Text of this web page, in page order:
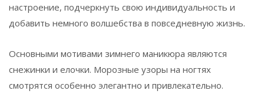
настроение, подчеркнуть свою индивидуальность и
добавить немного волшебства в повседневную жизнь.
Основными мотивами зимнего маникюра являются
снежинки и елочки. Морозные узоры на ногтях
смотрятся особенно элегантно и привлекательно.